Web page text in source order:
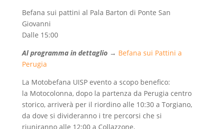
Befana sui pattini al Pala Barton di Ponte San
Giovanni
Dalle 15:00
Al programma in dettaglio → Befana sui Pattini a
Perugia
La Motobefana UISP evento a scopo benefico:
la Motocolonna, dopo la partenza da Perugia centro
storico, arriverà per il riordino alle 10:30 a Torgiano,
da dove si divideranno i tre percorsi che si
riuniranno alle 12:00 a Collazzone.